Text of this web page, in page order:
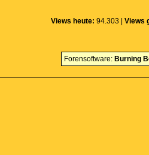
Views heute: 94.303 | Views
Forensoftware: Burning